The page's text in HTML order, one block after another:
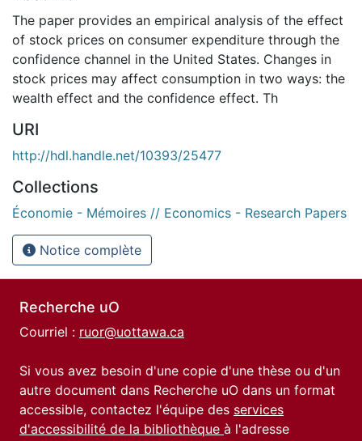
The paper provides an empirical analysis of the effect
of stock prices on consumer expenditure through the
confidence channel in the United States. Changes in
stock prices may affect consumption in two ways: the
wealth effect and the confidence effect. Th
URI
http://hdl.handle.net/10393/25477
Collections
Économie - Mémoires // Economics - Research Papers
Notice complète
Recherche uO
Courriel : ruor@uottawa.ca
Si vous avez besoin d'une copie d'une thèse ou d'un
autre document dans Recherche uO dans un format
accessible, contactez l'équipe des services
d'accessibilité de la bibliothèque à l'adresse